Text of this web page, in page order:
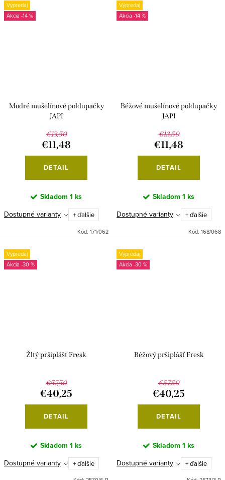
Výpredaj
-14 %
Modré mušelínové poldupačky
JAPI
€13,50
€11,48
DETAIL
Skladom 1 ks
Dostupné varianty + ďalšie
Kód: 171/062
Výpredaj
-14 %
Béžové mušelínové poldupačky
JAPI
€13,50
€11,48
DETAIL
Skladom 1 ks
Dostupné varianty + ďalšie
Kód: 168/068
Výpredaj
-30 %
Žltý pršiplášť Fresk
€57,50
€40,25
DETAIL
Skladom 1 ks
Dostupné varianty + ďalšie
Výpredaj
-30 %
Béžový pršiplášť Fresk
€57,50
€40,25
DETAIL
Skladom 1 ks
Dostupné varianty + ďalšie